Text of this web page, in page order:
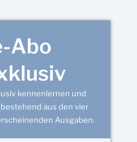
Abo
kennenlernen und
bestehend aus den vier
Ausgaben.